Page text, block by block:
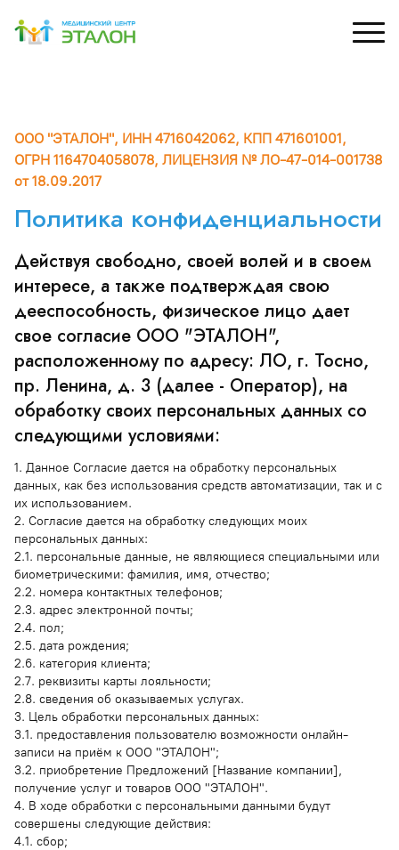
кабинет
СМАД
УЗИ
Специалисты УЗИ
Д
М
ООО "ЭТАЛОН", ИНН 4716042062, КПП 471601001,
ОГРН 1164704058078, ЛИЦЕНЗИЯ № ЛО-47-014-001738
от 18.09.2017
Политика конфиденциальности
Действуя свободно, своей волей и в своем
интересе, а также подтверждая свою
дееспособность, физическое лицо дает
свое согласие ООО "ЭТАЛОН",
расположенному по адресу: ЛО, г. Тосно,
пр. Ленина, д. 3 (далее - Оператор), на
обработку своих персональных данных со
следующими условиями:
1. Данное Согласие дается на обработку персональных
данных, как без использования средств автоматизации, так и с
их использованием.
2. Согласие дается на обработку следующих моих
персональных данных:
2.1. персональные данные, не являющиеся специальными или
биометрическими: фамилия, имя, отчество;
2.2. номера контактных телефонов;
2.3. адрес электронной почты;
2.4. пол;
2.5. дата рождения;
2.6. категория клиента;
2.7. реквизиты карты лояльности;
2.8. сведения об оказываемых услугах.
3. Цель обработки персональных данных:
3.1. предоставления пользователю возможности онлайн-
записи на приём к ООО "ЭТАЛОН";
3.2. приобретение Предложений [Название компании],
получение услуг и товаров ООО "ЭТАЛОН".
4. В ходе обработки с персональными данными будут
совершены следующие действия:
4.1. сбор;